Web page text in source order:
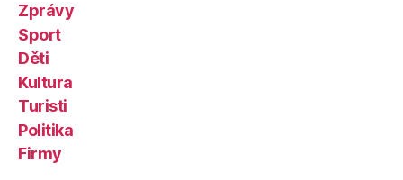
Zprávy
Sport
Děti
Kultura
Turisti
Politika
Firmy